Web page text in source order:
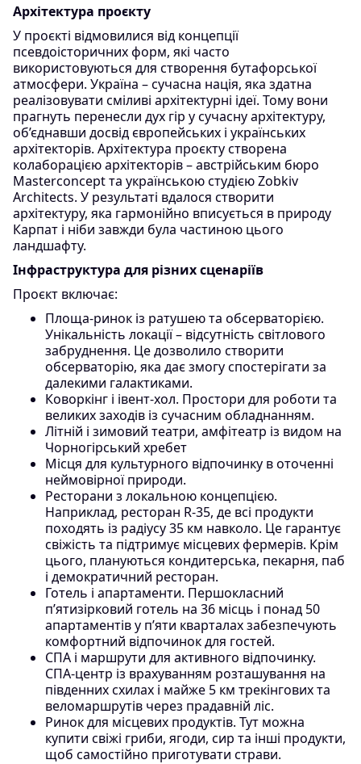
Архітектура проєкту
У проєкті відмовилися від концепції
псевдоісторичних форм, які часто
використовуються для створення бутафорської
атмосфери. Україна – сучасна нація, яка здатна
реалізовувати сміливі архітектурні ідеї. Тому вони
прагнуть перенесли дух гір у сучасну архітектуру,
об’єднавши досвід європейських і українських
архітекторів. Архітектура проєкту створена
колаборацією архітекторів – австрійським бюро
Masterconcept та українською студією Zobkiv
Architects. У результаті вдалося створити
архітектуру, яка гармонійно вписується в природу
Карпат і ніби завжди була частиною цього
ландшафту.
Інфраструктура для різних сценаріїв
Проєкт включає:
Площа-ринок із ратушею та обсерваторією.
Унікальність локації – відсутність світлового
забруднення. Це дозволило створити
обсерваторію, яка дає змогу спостерігати за
далекими галактиками.
Коворкінг і івент-хол. Простори для роботи та
великих заходів із сучасним обладнанням.
Літній і зимовий театри, амфітеатр із видом на
Чорногірський хребет
Місця для культурного відпочинку в оточенні
неймовірної природи.
Ресторани з локальною концепцією.
Наприклад, ресторан R-35, де всі продукти
походять із радіусу 35 км навколо. Це гарантує
свіжість та підтримує місцевих фермерів. Крім
цього, плануються кондитерська, пекарня, паб
і демократичний ресторан.
Готель і апартаменти. Першокласний
п’ятизірковий готель на 36 місць і понад 50
апартаментів у п’яти кварталах забезпечують
комфортний відпочинок для гостей.
СПА і маршрути для активного відпочинку.
СПА-центр із врахуванням розташування на
південних схилах і майже 5 км трекінгових та
веломаршрутів через прадавній ліс.
Ринок для місцевих продуктів. Тут можна
купити свіжі гриби, ягоди, сир та інші продукти,
щоб самостійно приготувати страви.